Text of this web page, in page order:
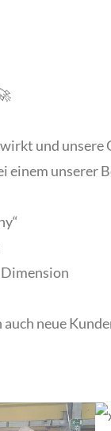
und
einem
auch neue